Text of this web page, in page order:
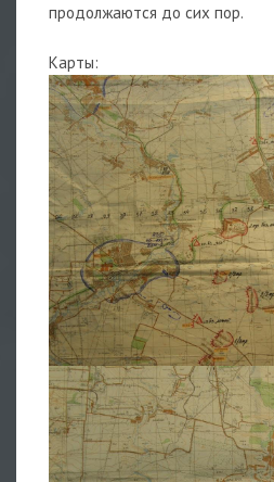
продолжаются до сих пор.
Карты: